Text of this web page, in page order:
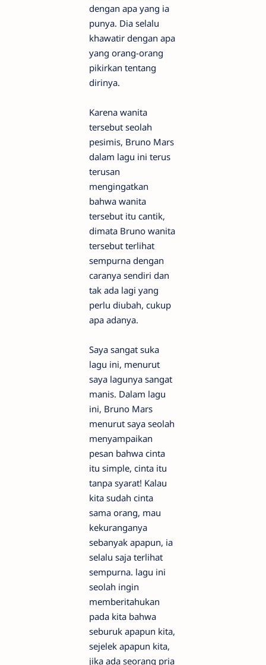
dengan apa yang ia
punya. Dia selalu
khawatir dengan apa
yang orang-orang
pikirkan tentang
dirinya.
Karena wanita
tersebut seolah
pesimis, Bruno Mars
dalam lagu ini terus
terusan
mengingatkan
bahwa wanita
tersebut itu cantik,
dimata Bruno wanita
tersebut terlihat
sempurna dengan
caranya sendiri dan
tak ada lagi yang
perlu diubah, cukup
apa adanya.
Saya sangat suka
lagu ini, menurut
saya lagunya sangat
manis. Dalam lagu
ini, Bruno Mars
menurut saya seolah
menyampaikan
pesan bahwa cinta
itu simple, cinta itu
tanpa syarat! Kalau
kita sudah cinta
sama orang, mau
kekuranganya
sebanyak apapun, ia
selalu saja terlihat
sempurna. lagu ini
seolah ingin
memberitahukan
pada kita bahwa
seburuk apapun kita,
sejelek apapun kita,
jika ada seorang pria